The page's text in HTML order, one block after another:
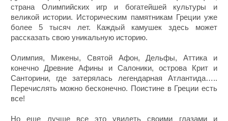
страна Олимпийских игр и богатейшей культуры и
великой истории. Историческим памятникам Греции уже
более 5 тысяч лет. Каждый камушек здесь может
рассказать свою уникальную историю.
Олимпия, Микены, Святой Афон, Дельфы, Аттика и
конечно Древние Афины и Салоники, острова Крит и
Санторини, где затерялась легендарная Атлантида…..
Перечислять можно бесконечно. Поистине в Греции есть
все!
Но еще лучше все это увидеть своими глазами и